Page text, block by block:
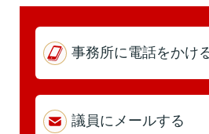
第4回 詳細はこちら
本人出席 代理出席（
事務所に電話をかけ
議員にメールする